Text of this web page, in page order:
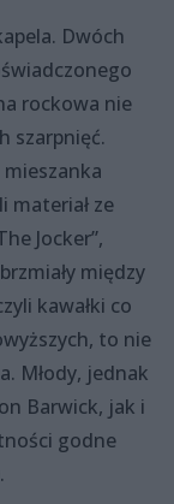
Dwóch
rockowa nie
szarpnięć.
materiał ze
Jocker”,
między
kawałki co
to nie
Młody, jednak
Barwick, jak i
godne